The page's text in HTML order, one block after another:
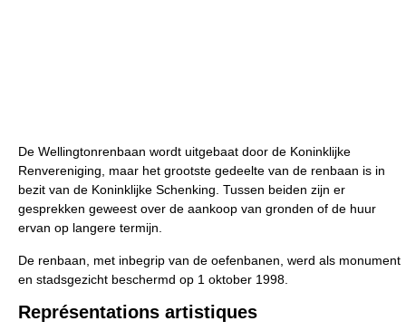
De Wellingtonrenbaan wordt uitgebaat door de Koninklijke
Renvereniging, maar het grootste gedeelte van de renbaan is in
bezit van de Koninklijke Schenking. Tussen beiden zijn er
gesprekken geweest over de aankoop van gronden of de huur
ervan op langere termijn.
De renbaan, met inbegrip van de oefenbanen, werd als monument
en stadsgezicht beschermd op 1 oktober 1998.
Représentations artistiques